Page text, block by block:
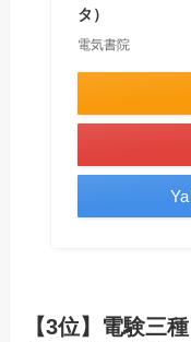
タ）
電気書院
【3位】電験三